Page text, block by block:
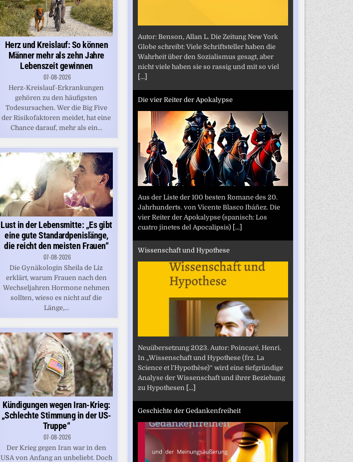
Herz und Kreislauf: So können
Männer mehr als zehn Jahre
Lebenszeit gewinnen
07-08-2026
Herz-Kreislauf-Erkrankungen
gehören zu den häufigsten
Todesursachen. Wer die Big Five
der Risikofaktoren meidet, hat eine
Chance darauf, mehr als ein...
Lust in der Lebensmitte: „Es gibt
eine gute Standardpenislänge,
die reicht den meisten Frauen“
07-08-2026
Die Gynäkologin Sheila de Liz
erklärt, warum Frauen nach den
Wechseljahren Hormone nehmen
sollten, wieso es nicht auf die
Länge,...
Kündigungen wegen Iran-Krieg:
„Schlechte Stimmung in der US-
Truppe“
07-08-2026
Der Krieg gegen Iran war in den
USA von Anfang an unbeliebt. Doch
Autor: Benson, Allan L. Die Zeitung New York
Globe schreibt: Viele Schriftsteller haben die
Wahrheit über den Sozialismus gesagt, aber
nicht viele haben sie so rassig und mit so viel
[...]
Die vier Reiter der Apokalypse
Aus der Liste der 100 besten Romane des 20.
Jahrhunderts. von Vicente Blasco Ibáñez. Die
vier Reiter der Apokalypse (spanisch: Los
cuatro jinetes del Apocalipsis) [...]
Wissenschaft und Hypothese
Neuübersetzung 2023. Autor: Poincaré, Henri.
In „Wissenschaft und Hypothese (frz. La
Science et l’Hypothèse)“ wird eine tiefgründige
Analyse der Wissenschaft und ihrer Beziehung
zu Hypothesen [...]
Geschichte der Gedankenfreiheit